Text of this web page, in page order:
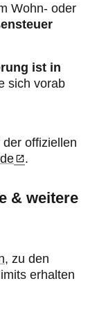
Wohn- oder
ist in
sich vorab
offiziellen
.
& weitere
, zu den
erhalten